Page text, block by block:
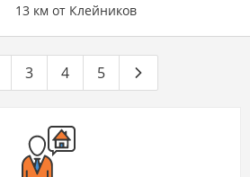
13 км от Клейников
3 4 5